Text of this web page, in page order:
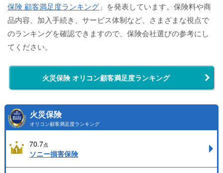
保険 顧客満足度ランキング 」を発表しています。保険料や商
品内容、加入手続き、サービス体制など、さまざまな視点で
のランキングを確認できますので、保険会社選びの参考にし
てください。
火災保険 オリコン顧客満足度ランキング
火災保険
オリコン顧客満足度ランキング
70.7点
ソニー損害保険